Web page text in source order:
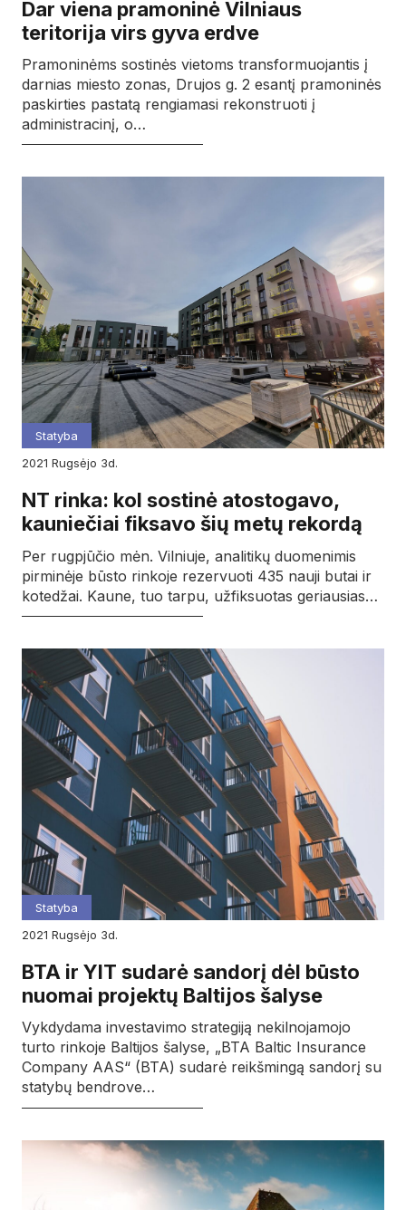
Dar viena pramoninė Vilniaus
teritorija virs gyva erdve
Pramoninėms sostinės vietoms transformuojantis į
darnias miesto zonas, Drujos g. 2 esantį pramoninės
paskirties pastatą rengiamasi rekonstruoti į
administracinį, o…
Statyba
2021
rugsėjo 3d.
NT rinka: kol sostinė atostogavo,
kauniečiai fiksavo šių metų rekordą
Per rugpjūčio mėn. Vilniuje, analitikų duomenimis
pirminėje būsto rinkoje rezervuoti 435 nauji butai ir
kotedžai. Kaune, tuo tarpu, užfiksuotas geriausias…
Statyba
2021
rugsėjo 3d.
BTA ir YIT sudarė sandorį dėl būsto
nuomai projektų Baltijos šalyse
Vykdydama investavimo strategiją nekilnojamojo
turto rinkoje Baltijos šalyse, „BTA Baltic Insurance
Company AAS“ (BTA) sudarė reikšmingą sandorį su
statybų bendrove…